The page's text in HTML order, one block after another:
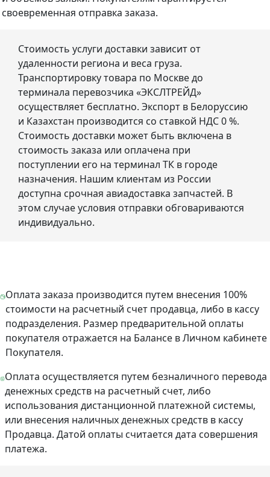
своевременная отправка заказа.
Стоимость услуги доставки зависит от
удаленности региона и веса груза.
Транспортировку товара по Москве до
терминала перевозчика «ЭКСЛТРЕЙД»
осуществляет бесплатно. Экспорт в Белоруссию
и Казахстан производится со ставкой НДС 0 %.
Стоимость доставки может быть включена в
стоимость заказа или оплачена при
поступлении его на терминал ТК в городе
назначения. Нашим клиентам из России
доступна срочная авиадоставка запчастей. В
этом случае условия отправки обговариваются
индивидуально.
Оплата заказа производится путем внесения 100%
стоимости на расчетный счет продавца, либо в кассу
подразделения. Размер предварительной оплаты
покупателя отражается на Балансе в Личном кабинете
Покупателя.
Оплата осуществляется путем безналичного перевода
денежных средств на расчетный счет, либо
использования дистанционной платежной системы,
или внесения наличных денежных средств в кассу
Продавца. Датой оплаты считается дата совершения
платежа.